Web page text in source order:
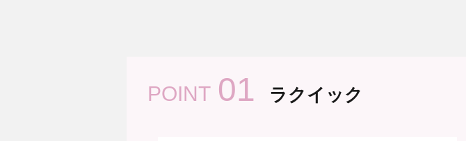
POINT 01 ラクイック